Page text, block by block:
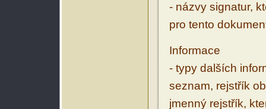
- názvy signatur,
pro tento
Informace
- typy dalších
seznam, rejstřík
jmenný rejstřík,